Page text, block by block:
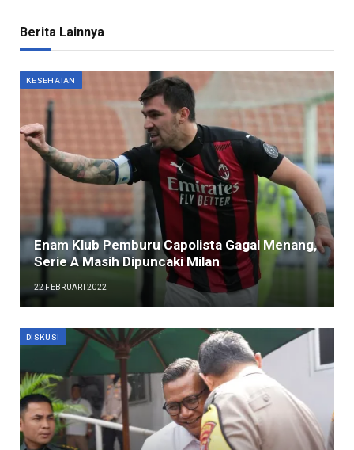
Berita Lainnya
KESEHATAN
Enam Klub Pemburu Capolista Gagal Menang,
Serie A Masih Dipuncaki Milan
22 FEBRUARI 2022
DISKUSI